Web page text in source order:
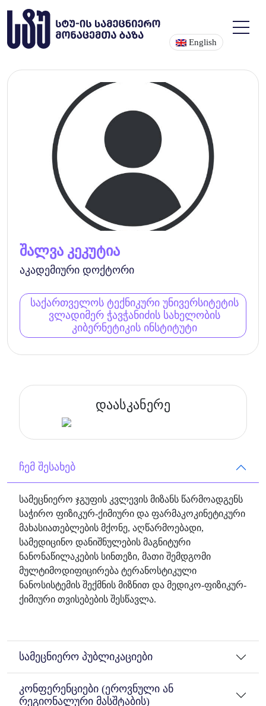
English
შალვა კეკუტია
აკადემიური დოქტორი
საქართველოს ტექნიკური უნივერსიტეტის
ვლადიმერ ჭავჭანიძის სახელობის
კიბერნეტიკის ინსტიტუტი
დაასკანერე
ჩემ შესახებ
სამეცნიერო ჯგუფის კვლევის მიზანს წარმოადგენს
საჭირო ფიზიკურ-ქიმიური და ფარმაკოკინეტიკური
მახასიათებლების მქონე, აღწარმოებადი,
სამედიცინო დანიშნულების მაგნიტური
ნანონაწილაკების სინთეზი, მათი შემდგომი
მულტიმოდიფიცირება ტერანოსტიკული
ნანოსისტემის შექმნის მიზნით და მედიკო-ფიზიკურ-
ქიმიური თვისებების შესწავლა.
სამეცნიერო პუბლიკაციები
კონფერენციები (ეროვნული ან
რეგიონალური მასშტაბის)